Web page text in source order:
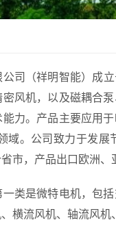
司（祥明智能）成
风机，以及磁耦合
力。产品主要应用
域。公司致力于发
市，产品出口欧洲、
类是微特电机，包
横流风机、轴流风机